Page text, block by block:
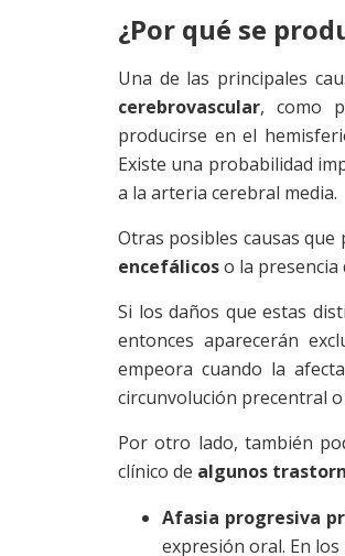
¿Por qué se
Una de las principales
cerebrovascular, como
producirse en el
Existe una probabilidad
a la arteria cerebral media.
Otras posibles causas
encefálicoso la presencia
Si los daños que estas
entonces aparecerán
empeora cuando la
circunvolución precentral
Por otro lado, también
clínico de algunos
Afasia progresiva
expresión oral. En